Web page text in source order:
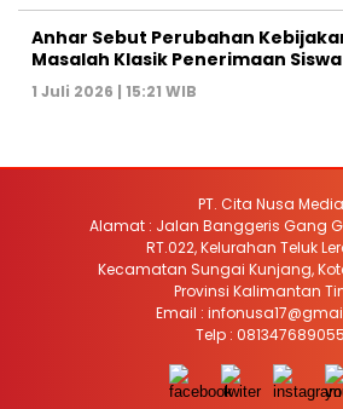
Anhar Sebut Perubahan
Masalah Klasik Penerimaan
1 Juli 2026 | 15:21 WIB
PT. Cita Nusa Media
Alamat : Jalan Banggeris Gang
RT.022, Kelurahan Teluk
Kecamatan Sungai Kunjang,
Provinsi Kalimantan
Email :
Telp : 081347689055